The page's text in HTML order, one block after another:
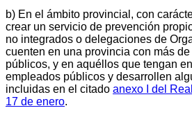
b) En el ámbito provincial, con
crear un servicio de prevención
no integrados o delegaciones de
cuenten en una provincia con más
públicos, y en aquéllos que tengan
empleados públicos y desarrollen
incluidas en el citado anexo I del
17 de enero.